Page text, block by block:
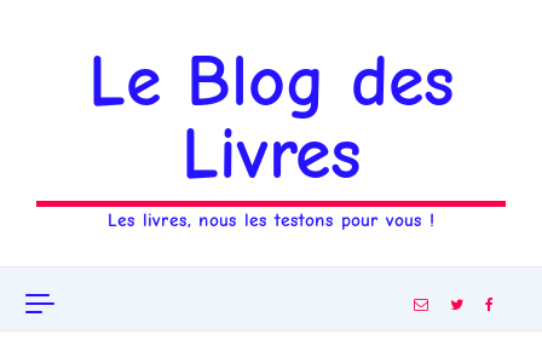
Le Blog des
Livres
Les livres, nous les testons pour vous !